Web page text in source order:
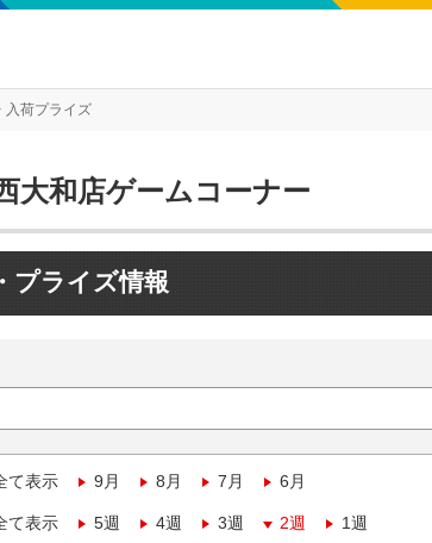
入荷プライズ
大和店ゲームコーナー
プライズ情報
て表示 9月 8月 7月 6月
て表示 5週 4週 3週 2週 1週